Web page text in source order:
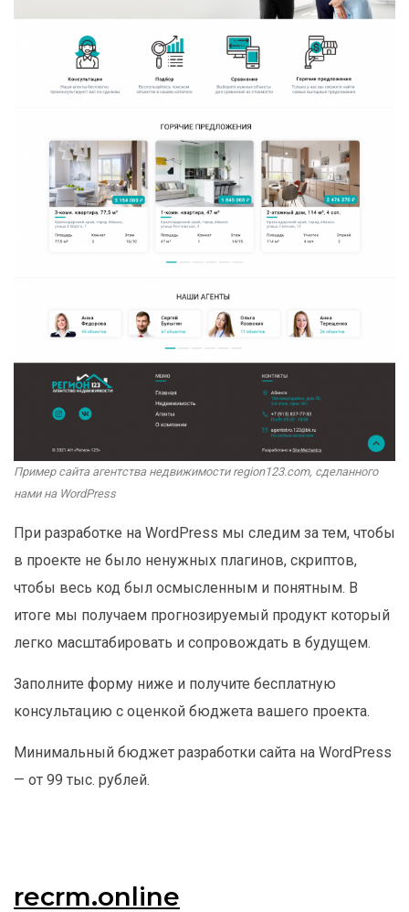
Пример сайта агентства недвижимости region123.com, сделанного
нами на WordPress
При разработке на WordPress мы следим за тем, чтобы
в проекте не было ненужных плагинов, скриптов,
чтобы весь код был осмысленным и понятным. В
итоге мы получаем прогнозируемый продукт который
легко масштабировать и сопровождать в будущем.
Заполните форму ниже и получите бесплатную
консультацию с оценкой бюджета вашего проекта.
Минимальный бюджет разработки сайта на WordPress
— от 99 тыс. рублей.
recrm.online